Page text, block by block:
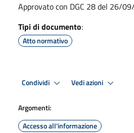
Approvato con DGC 28 del 26/
Tipi di documento:
Atto normativo
Condividi Vedi azioni
Argomenti:
Accesso all'informazione